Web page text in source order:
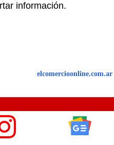
información.
elcomercioonline.com.ar